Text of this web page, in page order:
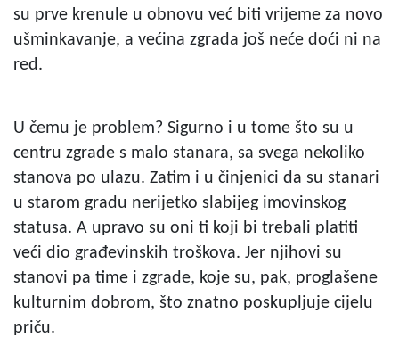
su prve krenule u obnovu već biti vrijeme za novo
ušminkavanje, a većina zgrada još neće doći ni na
red.
U čemu je problem? Sigurno i u tome što su u
centru zgrade s malo stanara, sa svega nekoliko
stanova po ulazu. Zatim i u činjenici da su stanari
u starom gradu nerijetko slabijeg imovinskog
statusa. A upravo su oni ti koji bi trebali platiti
veći dio građevinskih troškova. Jer njihovi su
stanovi pa time i zgrade, koje su, pak, proglašene
kulturnim dobrom, što znatno poskupljuje cijelu
priču.